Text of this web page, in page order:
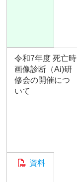
令和7年度 死亡時
画像診断（Ai)研
修会の開催につ
いて
資料